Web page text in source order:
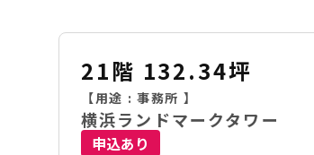
21階 132.34坪
【用途 :事務所 】
横浜ランドマークタワー
申込あり